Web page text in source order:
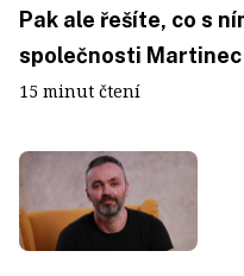
Pak ale řešíte, co s
společnosti Martinec
15 minut čtení